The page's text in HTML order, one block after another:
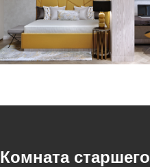
Комната старшего